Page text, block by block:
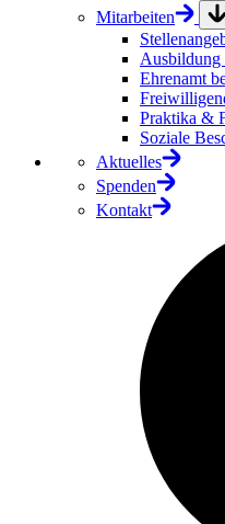
Mitarbeiten
Ausbildung
Ehrenamt
Praktika &
Soziale
Aktuelles
Spenden
Kontakt